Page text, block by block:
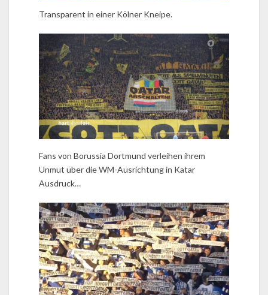
Transparent in einer Kölner Kneipe.
Fans von Borussia Dortmund verleihen ihrem
Unmut über die WM-Ausrichtung in Katar
Ausdruck…